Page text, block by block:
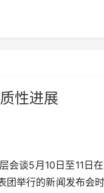
性进展
谈5月10日至11日
举行的新闻发布会